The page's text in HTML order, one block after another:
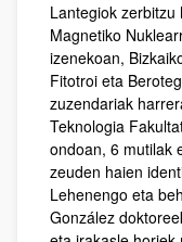
Lantegiok
Magnetiko
izenekoan,
Fitotroi eta
zuzendariak
Teknologia
ondoan, 6 mutilak
zeuden haien
Lehenengo eta
González